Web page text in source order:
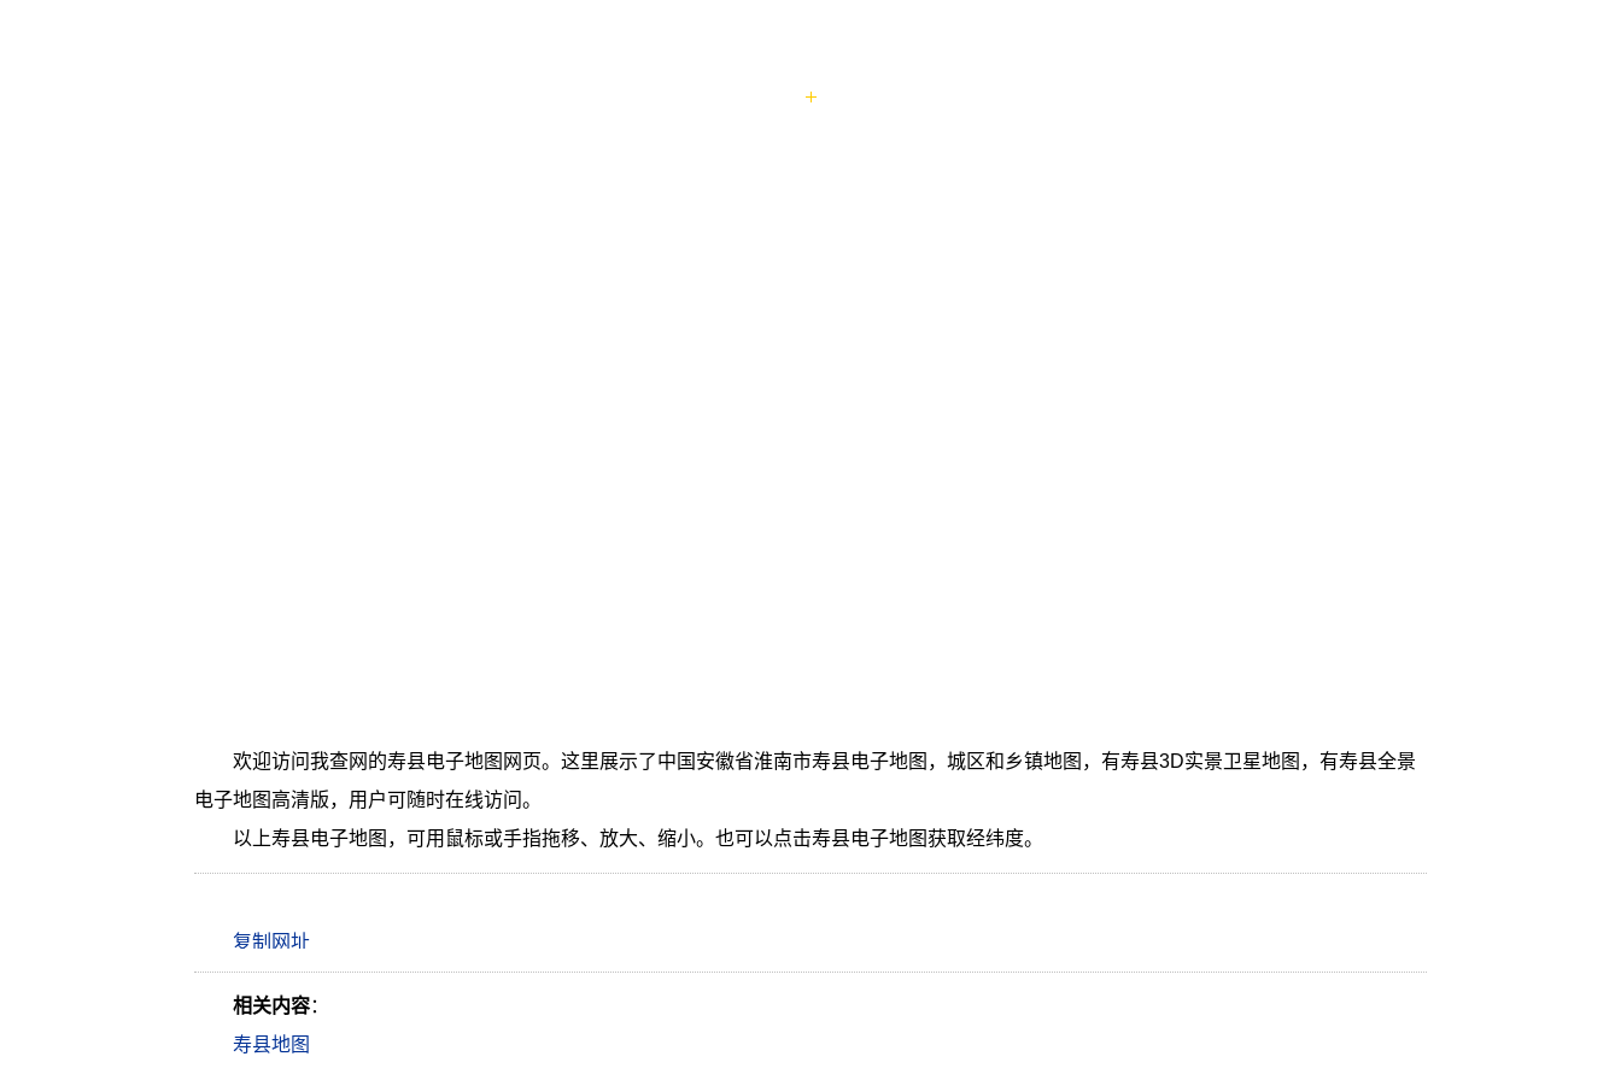
欢迎访问我查网的寿县电子地图网页。这里展示了中国安徽省淮南市寿县电子地图，城区和乡镇地图，有寿县3D实景卫星地图，有寿县全景
电子地图高清版，用户可随时在线访问。
以上寿县电子地图，可用鼠标或手指拖移、放大、缩小。也可以点击寿县电子地图获取经纬度。
相关内容：
寿县地图